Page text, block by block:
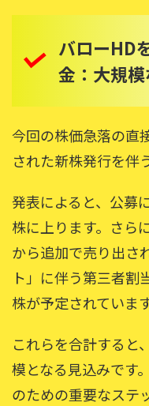
バローHD
金：大規
今回の株価急落の直
された新株発行を伴
発表によると、公募
株に上ります。さら
から追加で売り出さ
ト」に伴う第三者割
株が予定されています
これらを合計すると
模となる見込みです
のための重要なステ